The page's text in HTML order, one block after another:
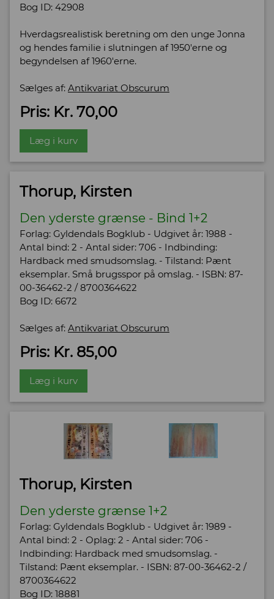
Bog ID: 42908
Hverdagsrealistisk beretning om den unge Jonna
og hendes familie i slutningen af 1950'erne og
begyndelsen af 1960'erne.
Sælges af: Antikvariat Obscurum
Pris: Kr. 70,00
Læg i kurv
Thorup, Kirsten
Den yderste grænse - Bind 1+2
Forlag: Gyldendals Bogklub - Udgivet år: 1988 -
Antal bind: 2 - Antal sider: 706 - Indbinding:
Hardback med smudsomslag. - Tilstand: Pænt
eksemplar. Små brugsspor på omslag. - ISBN: 87-
00-36462-2 / 8700364622
Bog ID: 6672
Sælges af: Antikvariat Obscurum
Pris: Kr. 85,00
Læg i kurv
Thorup, Kirsten
Den yderste grænse 1+2
Forlag: Gyldendals Bogklub - Udgivet år: 1989 -
Antal bind: 2 - Oplag: 2 - Antal sider: 706 -
Indbinding: Hardback med smudsomslag. -
Tilstand: Pænt eksemplar. - ISBN: 87-00-36462-2 /
8700364622
Bog ID: 18881